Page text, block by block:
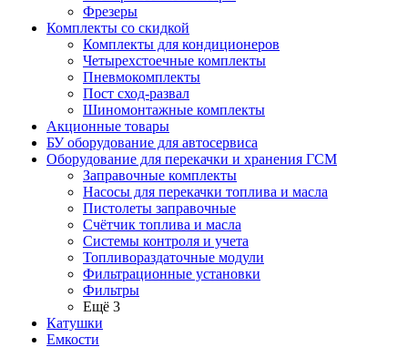
Фрезеры
Комплекты со скидкой
Комплекты для кондиционеров
Четырехстоечные комплекты
Пневмокомплекты
Пост сход-развал
Шиномонтажные комплекты
Акционные товары
БУ оборудование для автосервиса
Оборудование для перекачки и хранения ГСМ
Заправочные комплекты
Насосы для перекачки топлива и масла
Пистолеты заправочные
Счётчик топлива и масла
Системы контроля и учета
Топливораздаточные модули
Фильтрационные установки
Фильтры
Ещё 3
Катушки
Емкости